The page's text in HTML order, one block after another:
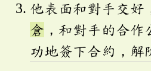
他表面和對手交好
倉 ，和對手的合
功地簽下合約，解